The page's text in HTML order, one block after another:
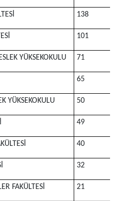
138
101
YÜKSEKOKULU 71
65
YÜKSEKOKULU 50
49
40
32
FAKÜLTESİ 21